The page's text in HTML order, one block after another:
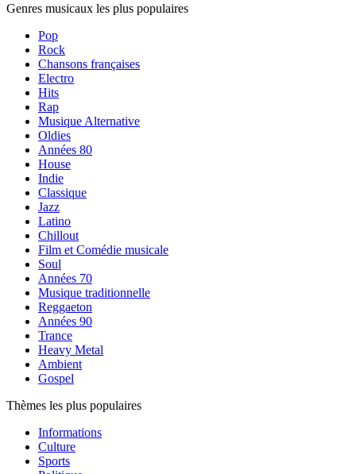
Genres musicaux les plus populaires
Pop
Rock
Chansons françaises
Electro
Hits
Rap
Musique Alternative
Oldies
Années 80
House
Indie
Classique
Jazz
Latino
Chillout
Film et Comédie musicale
Soul
Années 70
Musique traditionnelle
Reggaeton
Années 90
Trance
Heavy Metal
Ambient
Gospel
Thèmes les plus populaires
Informations
Culture
Sports